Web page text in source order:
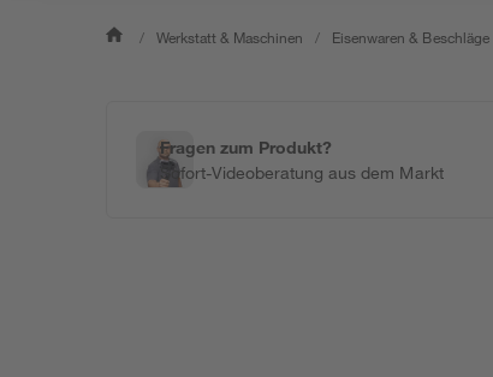
/ Werkstatt & Maschinen / Eisenwaren & Beschläge
Fragen zum Produkt?
Sofort-Videoberatung aus dem Markt